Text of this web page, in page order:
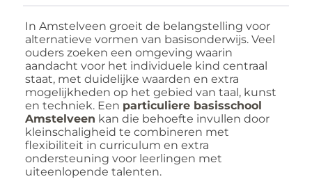
In Amstelveen groeit de belangstelling voor
alternatieve vormen van basisonderwijs. Veel
ouders zoeken een omgeving waarin
aandacht voor het individuele kind centraal
staat, met duidelijke waarden en extra
mogelijkheden op het gebied van taal, kunst
en techniek. Een particuliere basisschool
Amstelveen kan die behoefte invullen door
kleinschaligheid te combineren met
flexibiliteit in curriculum en extra
ondersteuning voor leerlingen met
uiteenlopende talenten.